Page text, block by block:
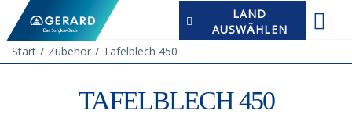
LAND
AUSWÄHLEN
Start
Zubehör Tafelblech 450
TAFELBLECH 450